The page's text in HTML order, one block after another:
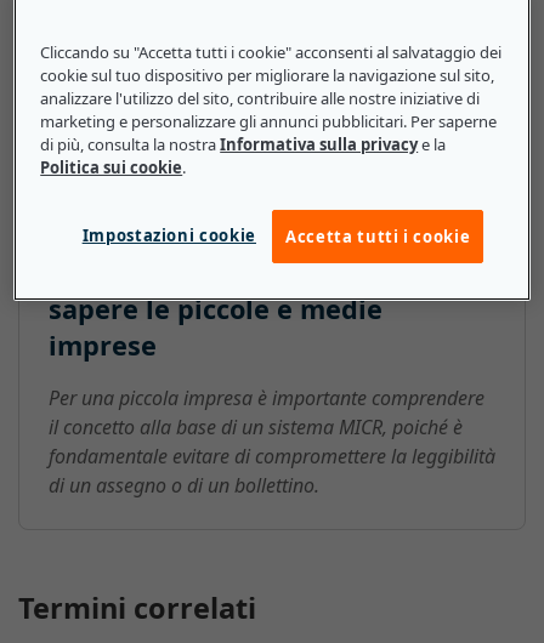
istituzioni finanziarie.
Riconoscimento dei caratteri a
Management Information
System, MICR): ecco cosa devono
sapere le piccole e medie
imprese
Per una piccola impresa è importante comprendere
il concetto alla base di un sistema MICR, poiché è
fondamentale evitare di compromettere la leggibilità
di un assegno o di un bollettino.
Termini correlati
Cliccando su "Accetta tutti i cookie" acconsenti al salvataggio dei
cookie sul tuo dispositivo per migliorare la navigazione sul sito,
analizzare l'utilizzo del sito, contribuire alle nostre iniziative di
marketing e personalizzare gli annunci pubblicitari. Per saperne
di più, consulta la nostraInformativa sulla privacye la
Politica sui cookie.
Impostazioni cookie Accetta tutti i cookie